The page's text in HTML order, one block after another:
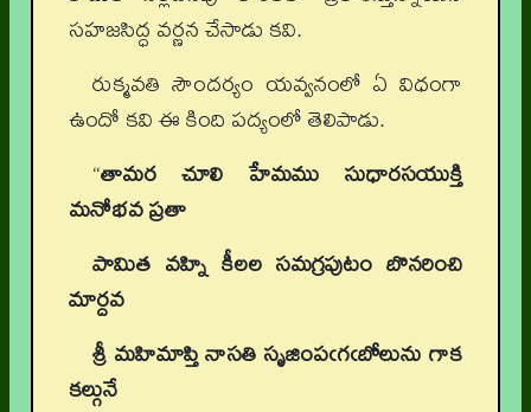
సహజసిద్ధ వర్ణన చేసాడు కవి.
రుక్మవతి సౌందర్యం యవ్వనంలో ఏ విధంగా
ఉందో కవి ఈ కింది పద్యంలో తెలిపాడు.
“తామర చూలి హేమము సుధారసయుక్తి
మనోభవ ప్రతా
పామిత వహ్ని కీలల సమగ్రపుటం బొనరించి
మార్దవ
శ్రీ మహిమాప్తి నాసతి సృజింపఁగఁబోలును గాక
కల్గునే